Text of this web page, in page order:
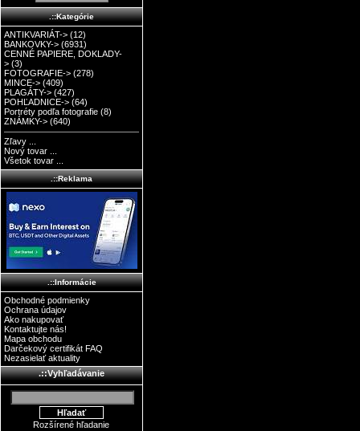
.::Kategórie
ANTIKVARIÁT-> (12)
BANKOVKY-> (6931)
CENNÉ PAPIERE, DOKLADY-
> (3)
FOTOGRAFIE-> (278)
MINCE-> (409)
PLAGÁTY-> (427)
POHĽADNICE-> (64)
Portréty podľa fotografie (8)
ZNÁMKY-> (640)
Zľavy ...
Nový tovar ...
Všetok tovar ...
.::Reklama
.::Informácie
Obchodné podmienky
Ochrana údajov
Ako nakupovať
Kontaktujte nás!
Mapa obchodu
Darčekový certifikát FAQ
Nezasielať aktuality
.::Vyhľadávanie
Rozšírené hľadanie